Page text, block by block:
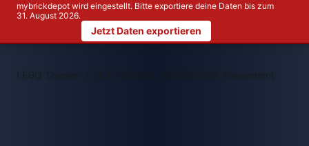
mybrickdepot wird eingestellt. Bitte exportiere deine Daten bis zum
31. August 2026.
Jetzt Daten exportieren
LEGO Themen > LEGO 5525 Amusement Park